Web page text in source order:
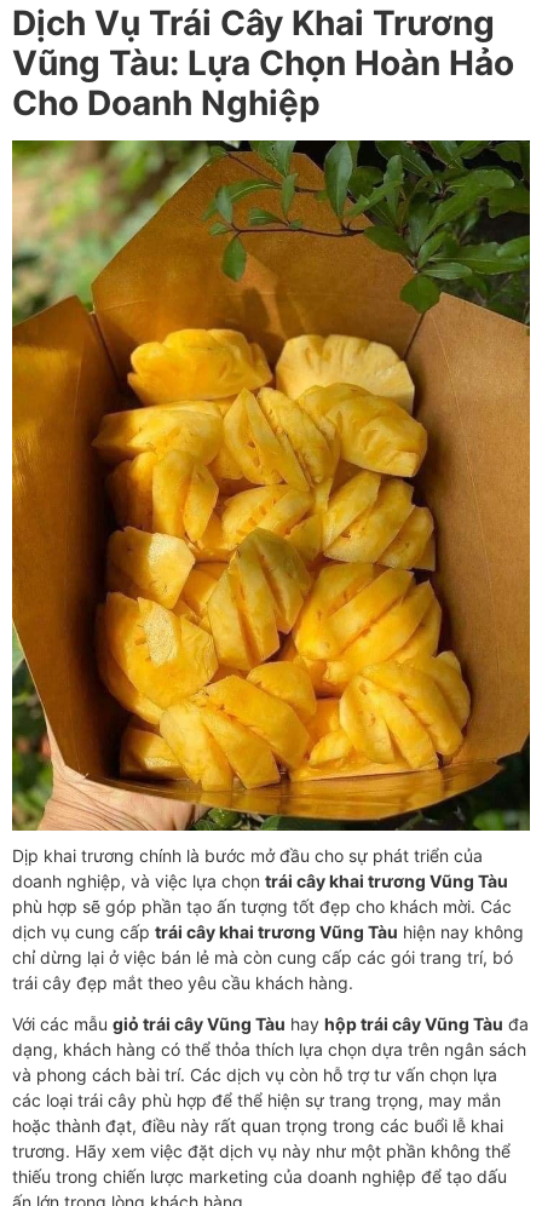
Dịch Vụ Trái Cây Khai Trương
Vũng Tàu: Lựa Chọn Hoàn Hảo
Cho Doanh Nghiệp
Dịp khai trương chính là bước mở đầu cho sự phát triển của
doanh nghiệp, và việc lựa chọn trái cây khai trương Vũng Tàu
phù hợp sẽ góp phần tạo ấn tượng tốt đẹp cho khách mời. Các
dịch vụ cung cấp trái cây khai trương Vũng Tàu hiện nay không
chỉ dừng lại ở việc bán lẻ mà còn cung cấp các gói trang trí, bó
trái cây đẹp mắt theo yêu cầu khách hàng.
Với các mẫu giỏ trái cây Vũng Tàu hay hộp trái cây Vũng Tàu đa
dạng, khách hàng có thể thỏa thích lựa chọn dựa trên ngân sách
và phong cách bài trí. Các dịch vụ còn hỗ trợ tư vấn chọn lựa
các loại trái cây phù hợp để thể hiện sự trang trọng, may mắn
hoặc thành đạt, điều này rất quan trọng trong các buổi lễ khai
trương. Hãy xem việc đặt dịch vụ này như một phần không thể
thiếu trong chiến lược marketing của doanh nghiệp để tạo dấu
ấn lớn trong lòng khách hàng.